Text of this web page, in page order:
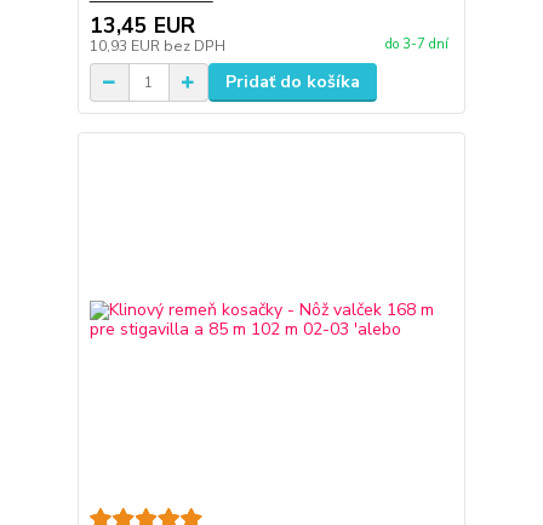
13,45 EUR
10,93 EUR bez DPH do 3-7 dní
Pridať do košíka